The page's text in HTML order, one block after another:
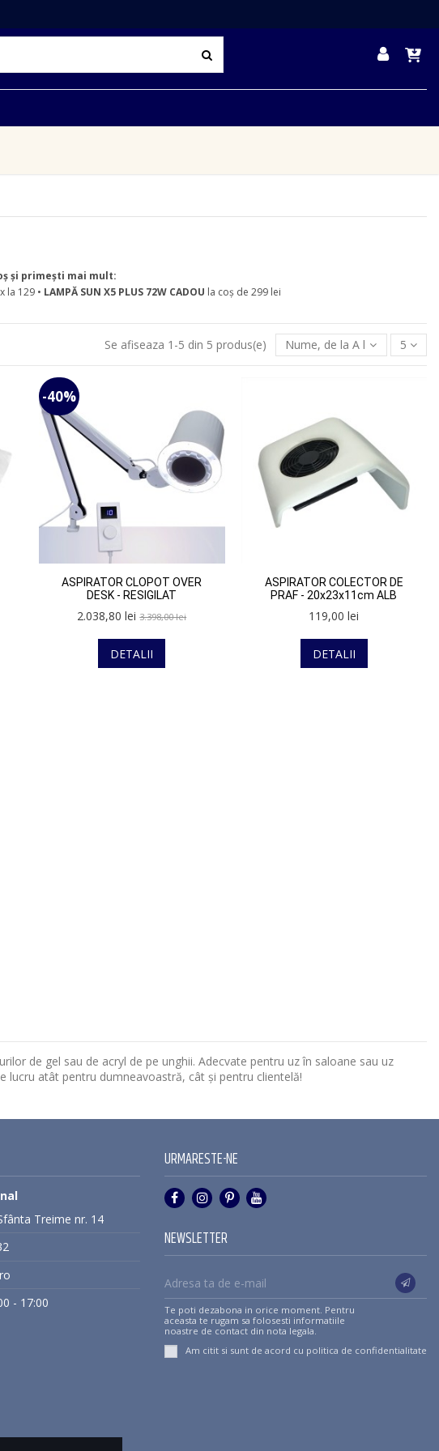
și primești mai mult:
la 129 • LAMPĂ SUN X5 PLUS 72W CADOU la coș de 299 lei
Se afiseaza 1-5 din 5 produs(e) Nume, de la A la Z 5
-40%
ASPIRATOR CLOPOT OVER
DESK - RESIGILAT
2.038,80 lei3.398,00 lei
DETALII
ASPIRATOR COLECTOR DE
PRAF - 20x23x11cm ALB
119,00 lei
DETALII
de gel sau de acryl de pe unghii. Adecvate pentru uz în saloane sau uz
atât pentru dumneavoastră, cât și pentru clientelă!
Treime nr. 14
- 17:00
URMARESTE-NE
NEWSLETTER
Te poti dezabona in orice moment. Pentru
aceasta te rugam sa folosesti informatiile
noastre de contact din nota legala.
Am citit si sunt de acord cu politica de confidentialitate